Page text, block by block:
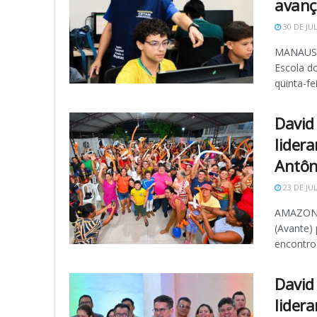
30 DE
Escola
quinta-
23 DE
(Avante)
encontro